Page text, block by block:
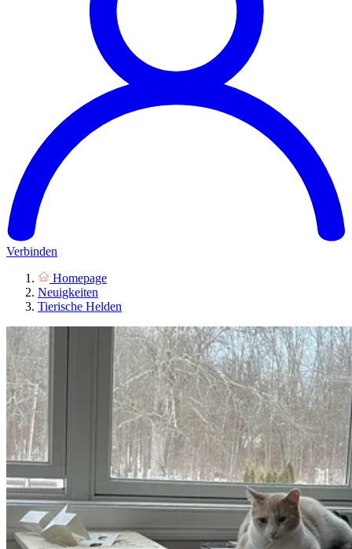
Verbinden
Homepage
Neuigkeiten
Tierische Helden